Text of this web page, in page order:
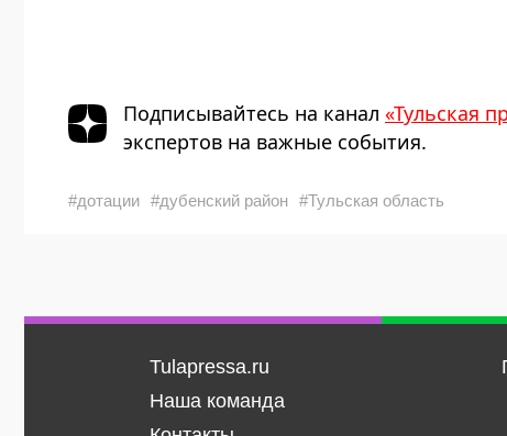
Подписывайтесь на канал «Тульская
экспертов на важные события.
#дотации #дубенский район #Тульская область
Tulapressa.ru
Наша команда